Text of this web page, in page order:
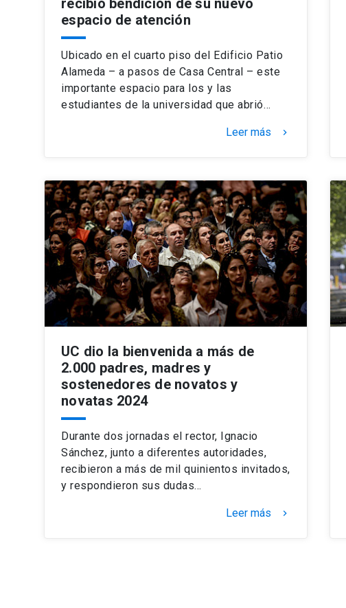
recibió bendición de su nuevo
espacio de atención
Ubicado en el cuarto piso del Edificio Patio
Alameda – a pasos de Casa Central – este
importante espacio para los y las
estudiantes de la universidad que abrió…
Leer más keyboard_arrow_right
UC dio la bienvenida a más de
2.000 padres, madres y
sostenedores de novatos y
novatas 2024
Durante dos jornadas el rector, Ignacio
Sánchez, junto a diferentes autoridades,
recibieron a más de mil quinientos invitados,
y respondieron sus dudas…
Leer más keyboard_arrow_right